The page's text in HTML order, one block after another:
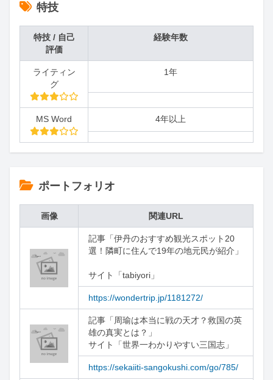
特技
特技 / 自己
評価
経験年数
ライティン
グ
1年
MS Word 4年以上
ポートフォリオ
画像 関連URL
記事「伊丹のおすすめ観光スポット20
選！隣町に住んで19年の地元民が紹介」
サイト「tabiyori」
https://wondertrip.jp/1181272/
記事「周瑜は本当に戦の天才？救国の英
雄の真実とは？」
サイト「世界一わかりやすい三国志」
https://sekaiiti-sangokushi.com/go/785/